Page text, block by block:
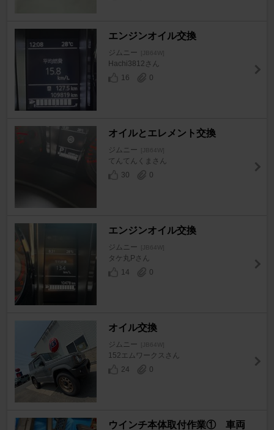
エンジンオイル交換
ジムニー [JB64W]
Hachi3812さん
16
0
オイルとエレメント交換
ジムニー [JB64W]
てんてんくまさん
30
0
エンジンオイル交換
ジムニー [JB64W]
タケ丸Pさん
14
0
オイル交換
ジムニー [JB64W]
152エムワークスさん
24
0
ウインチ本体取付作業① 車両